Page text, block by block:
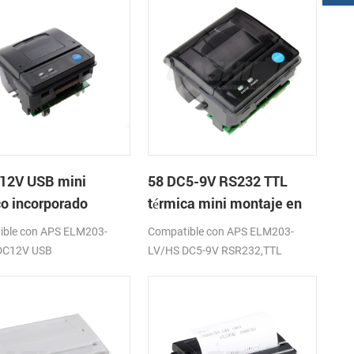
USB mini
incorporado
de recibos
con APS ELM203-
USB
58 DC5-9V RS232 TTL
térmica mini montaje en
panel de la impresora de
recibos
Compatible con APS ELM203-
LV/HS DC5-9V RSR232,TTL